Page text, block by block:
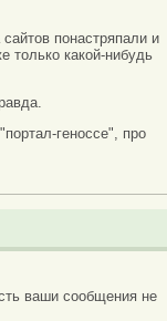
понастряпали и
только какой-нибудь
геноссе", про
ваши сообщения не